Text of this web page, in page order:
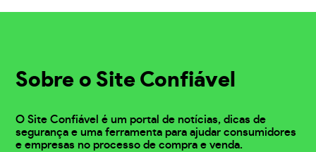
Sobre o Site Confiável
O Site Confiável é um portal de notícias, dicas de
segurança e uma ferramenta para ajudar consumidores
e empresas no processo de compra e venda.